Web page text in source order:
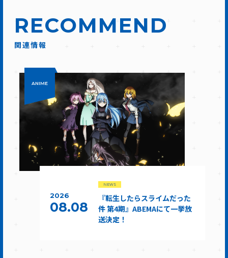
RECOMMEND
関連情報
ANIME
2026
08.08
NEWS
『転生したらスライムだった
件 第4期』ABEMAにて一挙放
送決定！